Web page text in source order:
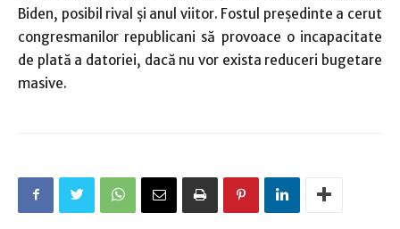
Biden, posibil rival şi anul viitor. Fostul preşedinte a cerut
congresmanilor republicani să provoace o incapacitate
de plată a datoriei, dacă nu vor exista reduceri bugetare
masive.